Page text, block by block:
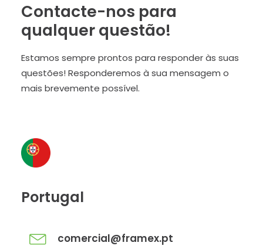
Contactos
Contacte-nos para
qualquer questão!
Estamos sempre prontos para responder às suas
questões! Responderemos à sua mensagem o
mais brevemente possível.
Portugal
comercial@framex.pt